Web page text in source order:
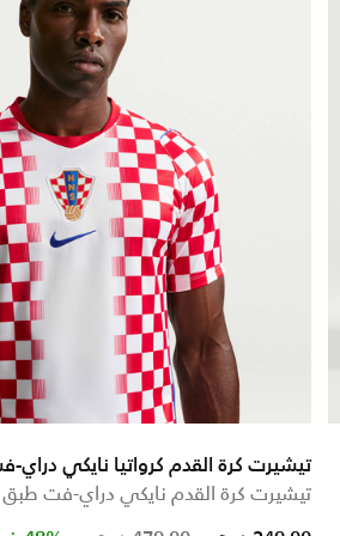
تيشيرت كرة القدم كرواتيا نايكي
تيشيرت كرة القدم نايكي دراي-فت طبق